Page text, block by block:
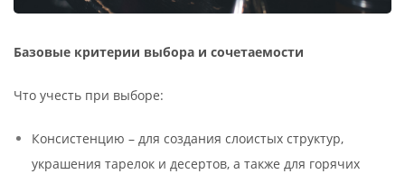
Базовые критерии выбора и сочетаемости
Что учесть при выборе:
Консистенцию – для создания слоистых структур,
украшения тарелок и десертов, а также для горячих